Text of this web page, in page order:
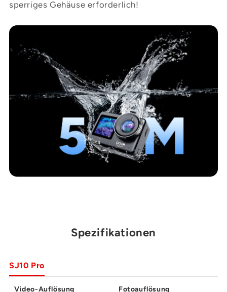
sperriges Gehäuse erforderlich!
Spezifikationen
SJ10 Pro
Video-Auflösung Fotoauflösung